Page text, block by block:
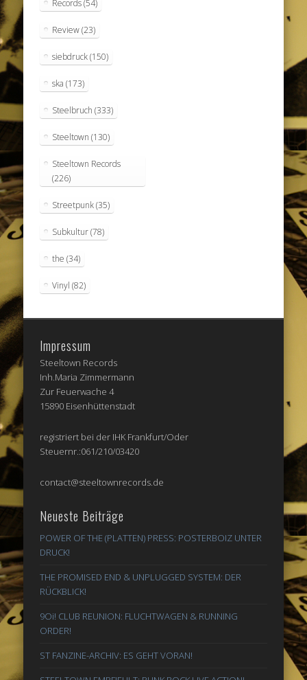
Records(54)
Review(23)
siebdruck(150)
ska (173)
Steelbruch (333)
Steeltown (130)
Steeltown Records
(226)
Streetpunk(35)
Subkultur(78)
the (34)
Vinyl (82)
Impressum
Steeltown Records
Inh.Maria Zimmermann
Zur Feuerwache 4
15890 Eisenhüttenstadt
registriert bei der IHK Frankfurt/Oder
Steuernr.:061/210/03420
contact@steeltownrecords.de
Neueste Beiträge
POWER OF THE (PLATTEN) PRESS: POSTERBOIZ UNTER
DRUCK!
THE PROMISED END & UNPLUGGED SYSTEM: DER
RÜCKBLICK!
9Oi! CLUB REUNION: FLUCHTWAGEN & RUNNING
ORDER!
ST FANZINE-ARCHIV: ES GEHT VORAN!